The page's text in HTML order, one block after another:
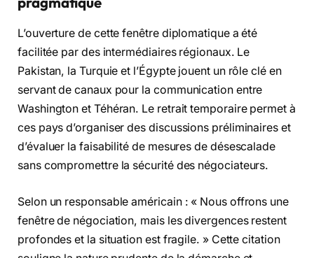
L’ouverture de cette fenêtre diplomatique a été
facilitée par des intermédiaires régionaux. Le
Pakistan, la Turquie et l’Égypte jouent un rôle clé en
servant de canaux pour la communication entre
Washington et Téhéran. Le retrait temporaire permet à
ces pays d’organiser des discussions préliminaires et
d’évaluer la faisabilité de mesures de désescalade
sans compromettre la sécurité des négociateurs.
Selon un responsable américain : « Nous offrons une
fenêtre de négociation, mais les divergences restent
profondes et la situation est fragile. » Cette citation